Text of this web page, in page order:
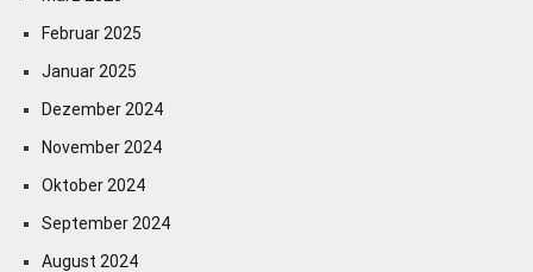
Februar 2025
Januar 2025
Dezember 2024
November 2024
Oktober 2024
September 2024
August 2024